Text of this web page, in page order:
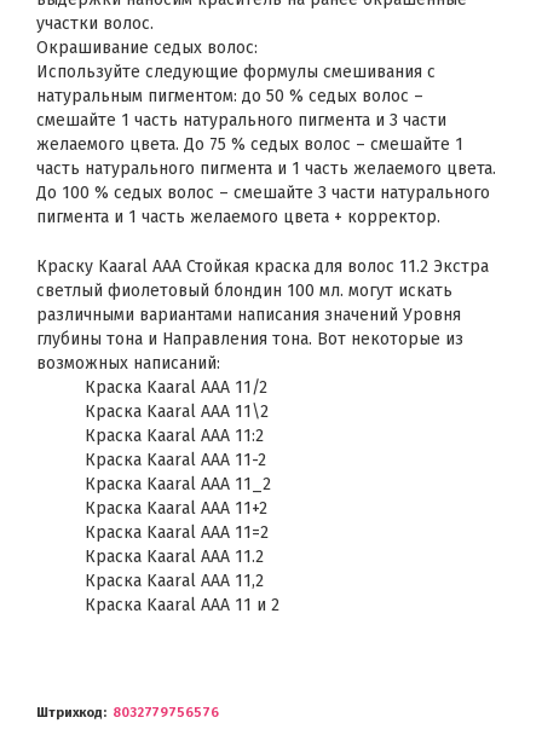
участки волос.
Окрашивание седых волос:
Используйте следующие формулы смешивания с
натуральным пигментом: до 50 % седых волос –
смешайте 1 часть натурального пигмента и 3 части
желаемого цвета. До 75 % седых волос – смешайте 1
часть натурального пигмента и 1 часть желаемого цвета.
До 100 % седых волос – смешайте 3 части натурального
пигмента и 1 часть желаемого цвета + корректор.
Краску Kaaral AAA Стойкая краска для волос 11.2 Экстра
светлый фиолетовый блондин 100 мл. могут искать
различными вариантами написания значений Уровня
глубины тона и Направления тона. Вот некоторые из
возможных написаний:
Краска Kaaral AAA 11/2
Краска Kaaral AAA 11\2
Краска Kaaral AAA 11:2
Краска Kaaral AAA 11-2
Краска Kaaral AAA 11_2
Краска Kaaral AAA 11+2
Краска Kaaral AAA 11=2
Краска Kaaral AAA 11.2
Краска Kaaral AAA 11,2
Краска Kaaral AAA 11 и 2
Штрихкод
8032779756576